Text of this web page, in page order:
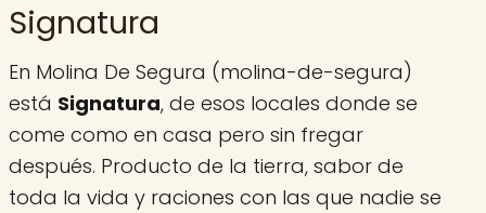
Signatura
En Molina De Segura (molina-de-segura)
está Signatura, de esos locales donde se
come como en casa pero sin fregar
después. Producto de la tierra, sabor de
toda la vida y raciones con las que nadie se